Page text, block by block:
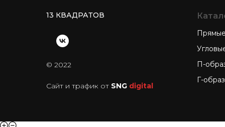
13 КВАДРАТОВ
© 2022
Сайт и трафик от SNG digital
П-
Г-